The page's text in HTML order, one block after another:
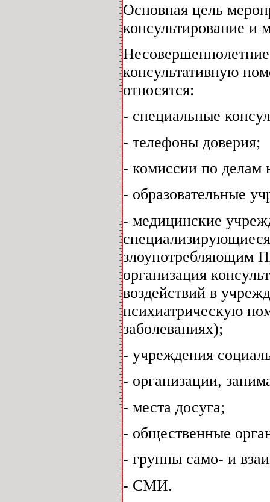
Основная цель
консультирование и
консультативную
относятся:
- специальные
- телефоны доверия;
- комиссии по делам
- образовательные
- медицинские
злоупотребляющим
организация
воздействий в
психиатрическую
заболеваниях);
- учреждения
- организации,
- места досуга;
- общественные
- группы само- и
- СМИ.